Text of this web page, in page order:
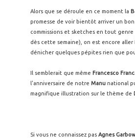
Alors que se déroule en ce moment la
promesse de voir bientôt arriver un
commissions et sketches en tout genre
dès cette semaine), on est encore
dénicher quelques pépites rien que
Il semblerait que même Francesco
l'anniversaire de notre Manu national
magnifique illustration sur le thème de
Si vous ne connaissez pas Agnes